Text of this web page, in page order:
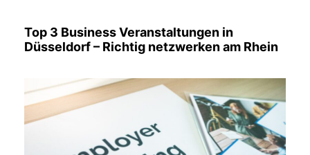
Top 3 Business Veranstaltungen in
Düsseldorf – Richtig netzwerken am Rhein